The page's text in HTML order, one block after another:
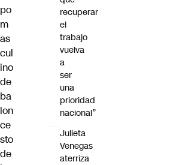
po
m
as
cul
ino
de
ba
lon
ce
sto
de
recuperar
el
trabajo
vuelva
a
ser
una
prioridad
nacional”
Julieta
Venegas
aterriza